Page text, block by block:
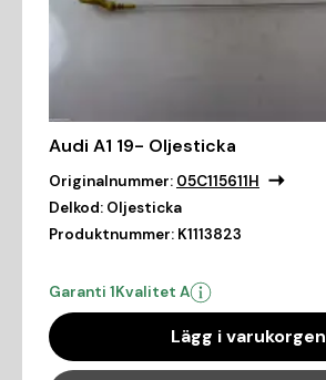
Audi A1 19- Oljesticka
Originalnummer: 05C115611H
Delkod: Oljesticka
Produktnummer: K1113823
Garanti 1Kvalitet A
Lägg i varukorgen